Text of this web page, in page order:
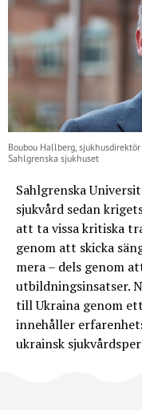
Boubou Hallberg,
Sahlgrenska sjukhuset
Sahlgrenska
sjukvård sedan
att ta vissa kritiska
genom att skicka
mera – dels genom
utbildningsinsatser.
till Ukraina genom
innehåller
ukrainsk